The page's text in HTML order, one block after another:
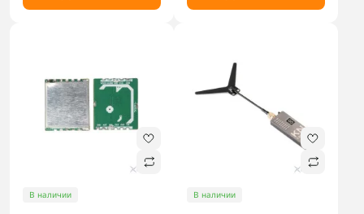
В наличии В наличии